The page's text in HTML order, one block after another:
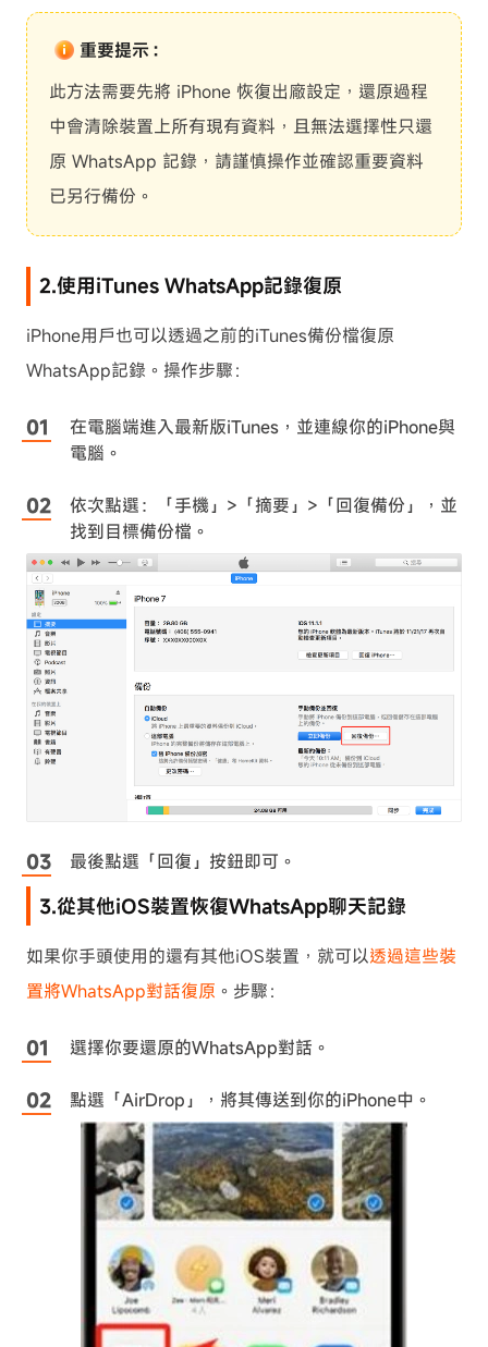
重要提示：
此方法需要先將 iPhone 恢復出廠設定，還原過程
中會清除裝置上所有現有資料，且無法選擇性只還
原 WhatsApp 記錄，請謹慎操作並確認重要資料
已另行備份。
2.使用iTunes WhatsApp記錄復原
iPhone用戶也可以透過之前的iTunes備份檔復原
WhatsApp記錄。操作步驟：
在電腦端進入最新版iTunes，並連線你的iPhone與
電腦。
依次點選：「手機」>「摘要」>「回復備份」，並
找到目標備份檔。
最後點選「回復」按鈕即可。
3.從其他iOS裝置恢復WhatsApp聊天記錄
如果你手頭使用的還有其他iOS裝置，就可以透過這些裝
置將WhatsApp對話復原 。步驟：
選擇你要還原的WhatsApp對話。
點選「AirDrop」，將其傳送到你的iPhone中。